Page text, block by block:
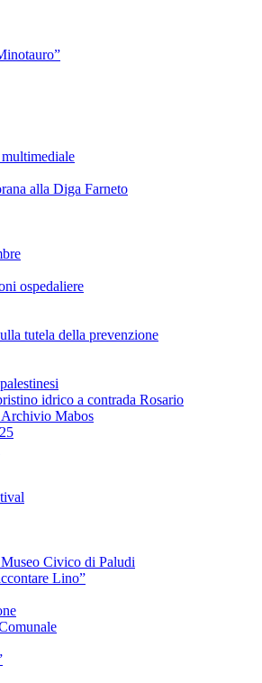
alla Diga Farneto
ospedaliere
tutela della prevenzione
idrico a contrada Rosario
Archivio Mabos
Civico di Paludi
Lino”